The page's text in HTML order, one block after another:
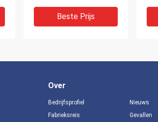
hoge sterkte kabelbrug
of -dek
Beste Prijs
te
Over
Bedrijfsprofiel
Fabrieksreis
Nieuws
Gevallen